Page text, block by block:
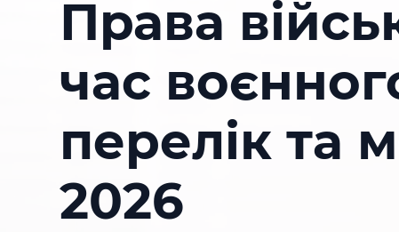
Права
час
перелік та
2026